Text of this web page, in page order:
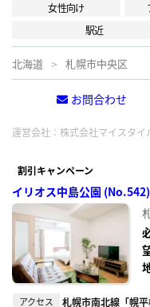
女性向け
駅近
北海道 札幌市中央区
お問合わせ
運営会社： 株式会社マイスタイ
割引キャンペーン
イリオス中島公園 (No.542)
アクセス 札幌市南北線「幌